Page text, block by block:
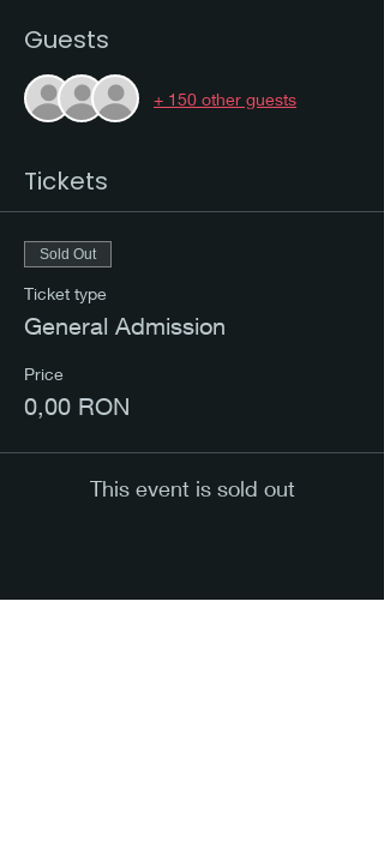
Guests
+ 150 other guests
Tickets
Sold Out
Ticket type
General Admission
Price
0,00 RON
This event is sold out